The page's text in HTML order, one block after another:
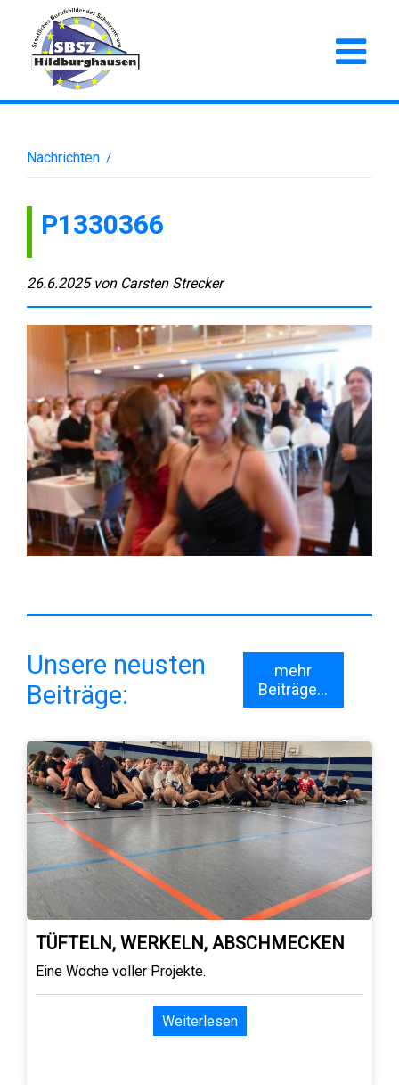
Nachrichten /
P1330366
26.6.2025 von Carsten Strecker
Unsere neusten
Beiträge:
mehr
Beiträge...
TÜFTELN, WERKELN, ABSCHMECKEN
Eine Woche voller Projekte.
Weiterlesen